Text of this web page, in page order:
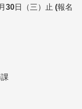
30日（三） 止 (報名